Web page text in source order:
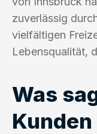
zuverlässig
vielfältigen
Lebensqualität,
Was